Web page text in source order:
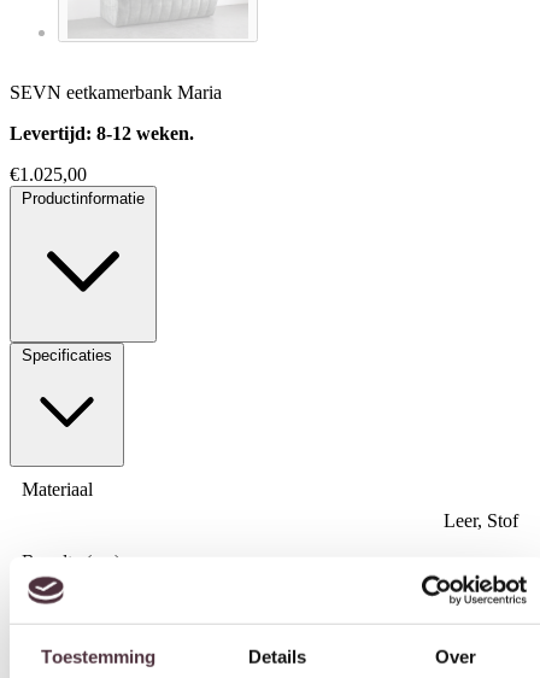
Deze website maakt gebruik van cookies
SEVN eetkamerbank Maria
Levertijd: 8-12 weken.
€1.025,00
Productinformatie
Specificaties
Materiaal
Leer, Stof
Breedte (cm)
170 cm, 200 cm, 225 cm, 250 cm
78 cm